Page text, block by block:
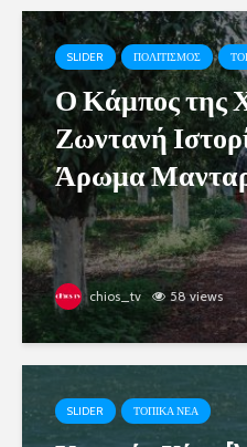
SLIDER ΠΟΛΙΤΙΣΜΟΣ
Ο Κάμπος της
Ζωντανή
Άρωμα
chios_tv 58 views
SLIDER ΤΟΠΙΚΑ ΝΕΑ